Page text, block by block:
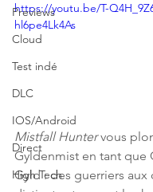
Previews
Cloud
Test indé
DLC
IOS/Android
Direct
High Tech
https://youtu.be/T-
hl6pe4Lk4As
Mistfall Hunter vous
Gyldenmist en tant que
Gyld : des guerriers aux